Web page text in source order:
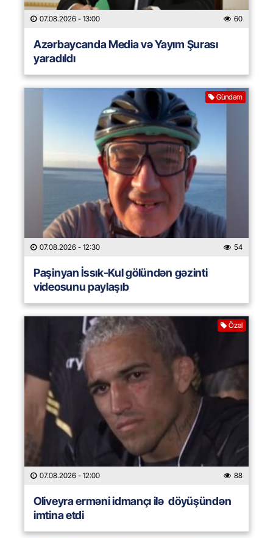
07.08.2026 - 13:00 60
Azərbaycanda Media və Yayım Şurası
yaradıldı
Gündəm
07.08.2026 - 12:30 54
Paşinyan İssık-Kul gölündən gəzinti
videosunu paylaşıb
Özəl
07.08.2026 - 12:00 88
Oliveyra erməni idmançı ilə döyüşündən
imtina etdi